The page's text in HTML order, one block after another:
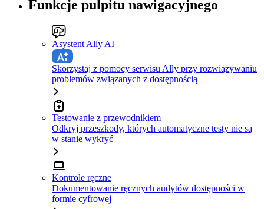
Funkcje pulpitu nawigacyjnego
Asystent Ally AI
Skorzystaj z pomocy serwisu Ally przy rozwiązywaniu
problemów związanych z dostępnością
Testowanie z przewodnikiem
Odkryj przeszkody, których automatyczne testy nie są
w stanie wykryć
Kontrole ręczne
Dokumentowanie ręcznych audytów dostępności w
formie cyfrowej